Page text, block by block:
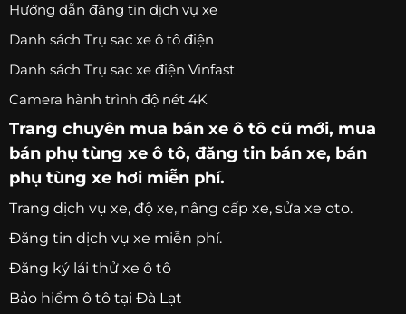
Hướng dẫn đăng tin dịch vụ xe
Danh sách Trụ sạc xe ô tô điện
Danh sách Trụ sạc xe điện Vinfast
Camera hành trình độ nét 4K
Trang chuyên mua bán xe ô tô cũ mới, mua
bán phụ tùng xe ô tô, đăng tin bán xe, bán
phụ tùng xe hơi miễn phí.
Trang dịch vụ xe, độ xe, nâng cấp xe, sửa xe oto.
Đăng tin dịch vụ xe miễn phí.
Đăng ký lái thử xe ô tô
Bảo hiểm ô tô tại Đà Lạt